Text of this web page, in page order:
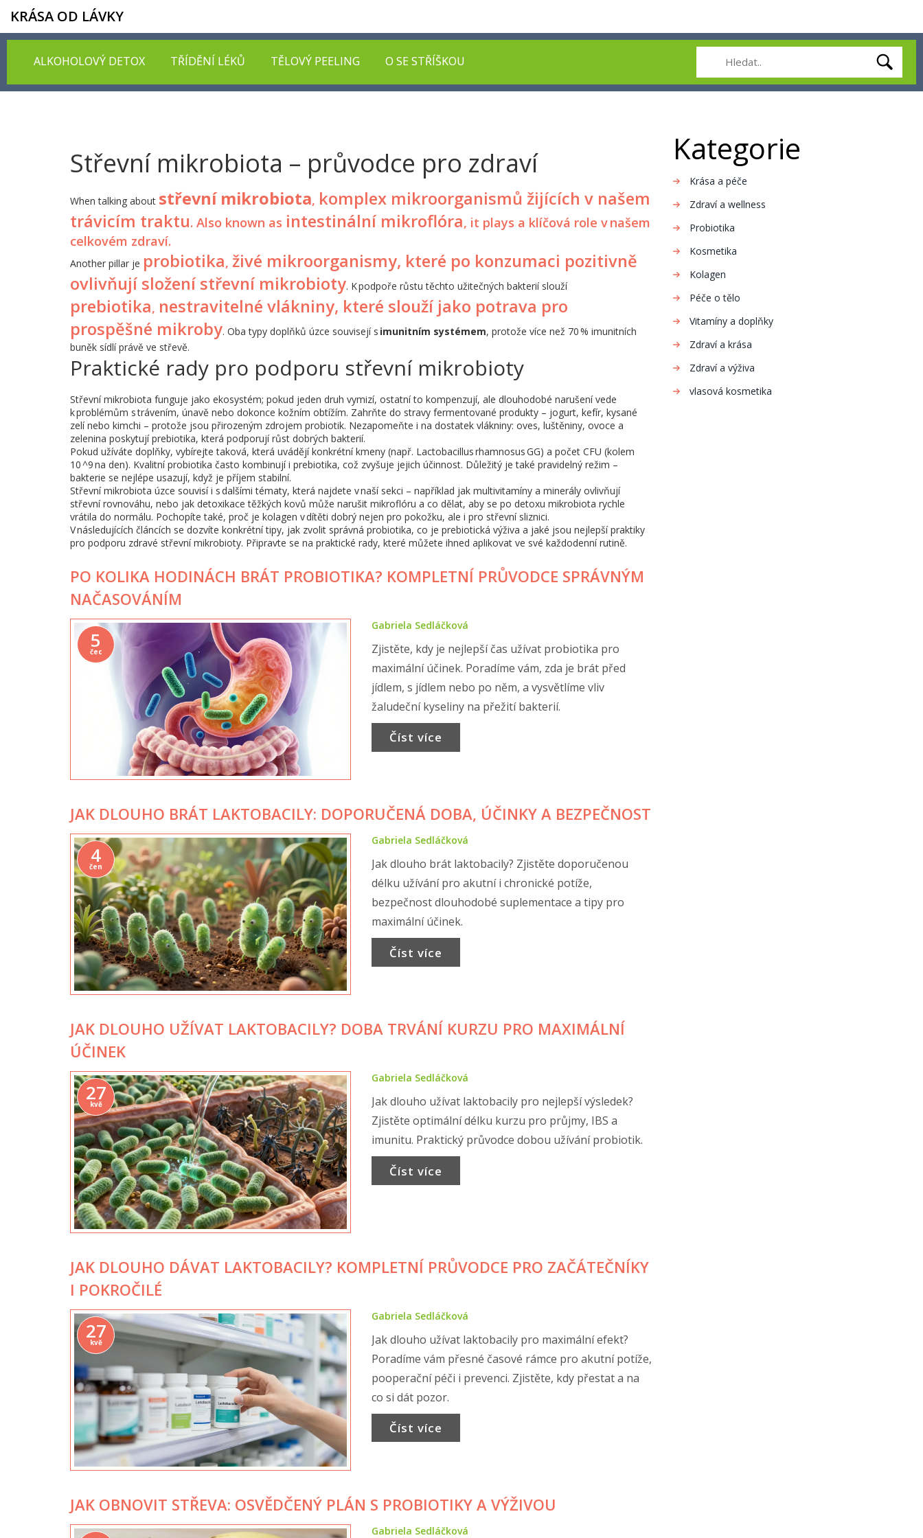
KRÁSA OD LÁVKY
ALKOHOLOVÝ DETOX TŘÍDĚNÍ LÉKŮ TĚLOVÝ PEELING O SE STŘÍŠKOU
Střevní mikrobiota – průvodce pro zdraví
When talking about střevní mikrobiota, komplex mikroorganismů žijících v našem
trávicím traktu. Also known as intestinální mikroflóra, it plays a klíčová role v našem
celkovém zdraví.
Another pillar je probiotika, živé mikroorganismy, které po konzumaci pozitivně
ovlivňují složení střevní mikrobioty. K podpoře růstu těchto užitečných bakterií slouží
prebiotika, nestravitelné vlákniny, které slouží jako potrava pro
prospěšné mikroby. Oba typy doplňků úzce souvisejí s imunitním systémem, protože více než 70 % imunitních
buněk sídlí právě ve střevě.
Praktické rady pro podporu střevní mikrobioty
Střevní mikrobiota funguje jako ekosystém; pokud jeden druh vymizí, ostatní to kompenzují, ale dlouhodobé narušení vede
k problémům s trávením, únavě nebo dokonce kožním obtížím. Zahrňte do stravy fermentované produkty – jogurt, kefír, kysané
zelí nebo kimchi – protože jsou přirozeným zdrojem probiotik. Nezapomeňte i na dostatek vlákniny: oves, luštěniny, ovoce a
zelenina poskytují prebiotika, která podporují růst dobrých bakterií.
Pokud užíváte doplňky, vybírejte taková, která uvádějí konkrétní kmeny (např. Lactobacillus rhamnosus GG) a počet CFU (kolem
10 ^9 na den). Kvalitní probiotika často kombinují i prebiotika, což zvyšuje jejich účinnost. Důležitý je také pravidelný režim –
bakterie se nejlépe usazují, když je příjem stabilní.
Střevní mikrobiota úzce souvisí i s dalšími tématy, která najdete v naší sekci – například jak multivitamíny a minerály ovlivňují
střevní rovnováhu, nebo jak detoxikace těžkých kovů může narušit mikroflóru a co dělat, aby se po detoxu mikrobiota rychle
vrátila do normálu. Pochopíte také, proč je kolagen v dítěti dobrý nejen pro pokožku, ale i pro střevní sliznici.
V následujících článcích se dozvíte konkrétní tipy, jak zvolit správná probiotika, co je prebiotická výživa a jaké jsou nejlepší praktiky
pro podporu zdravé střevní mikrobioty. Připravte se na praktické rady, které můžete ihned aplikovat ve své každodenní rutině.
PO KOLIKA HODINÁCH BRÁT PROBIOTIKA? KOMPLETNÍ PRŮVODCE SPRÁVNÝM
NAČASOVÁNÍM
5
čec
Gabriela Sedláčková
Zjistěte, kdy je nejlepší čas užívat probiotika pro
maximální účinek. Poradíme vám, zda je brát před
jídlem, s jídlem nebo po něm, a vysvětlíme vliv
žaludeční kyseliny na přežití bakterií.
Číst více
JAK DLOUHO BRÁT LAKTOBACILY: DOPORUČENÁ DOBA, ÚČINKY A BEZPEČNOST
4
čen
Gabriela Sedláčková
Jak dlouho brát laktobacily? Zjistěte doporučenou
délku užívání pro akutní i chronické potíže,
bezpečnost dlouhodobé suplementace a tipy pro
maximální účinek.
Číst více
JAK DLOUHO UŽÍVAT LAKTOBACILY? DOBA TRVÁNÍ KURZU PRO MAXIMÁLNÍ
ÚČINEK
27
kvě
Gabriela Sedláčková
Jak dlouho užívat laktobacily pro nejlepší výsledek?
Zjistěte optimální délku kurzu pro průjmy, IBS a
imunitu. Praktický průvodce dobou užívání probiotik.
Číst více
JAK DLOUHO DÁVAT LAKTOBACILY? KOMPLETNÍ PRŮVODCE PRO ZAČÁTEČNÍKY
I POKROČILÉ
27
kvě
Gabriela Sedláčková
Jak dlouho užívat laktobacily pro maximální efekt?
Poradíme vám přesné časové rámce pro akutní potíže,
pooperační péči i prevenci. Zjistěte, kdy přestat a na
co si dát pozor.
Číst více
JAK OBNOVIT STŘEVA: OSVĚDČENÝ PLÁN S PROBIOTIKY A VÝŽIVOU
Gabriela Sedláčková
Kategorie
Krása a péče
Zdraví a wellness
Probiotika
Kosmetika
Kolagen
Péče o tělo
Vitamíny a doplňky
Zdraví a krása
Zdraví a výživa
vlasová kosmetika